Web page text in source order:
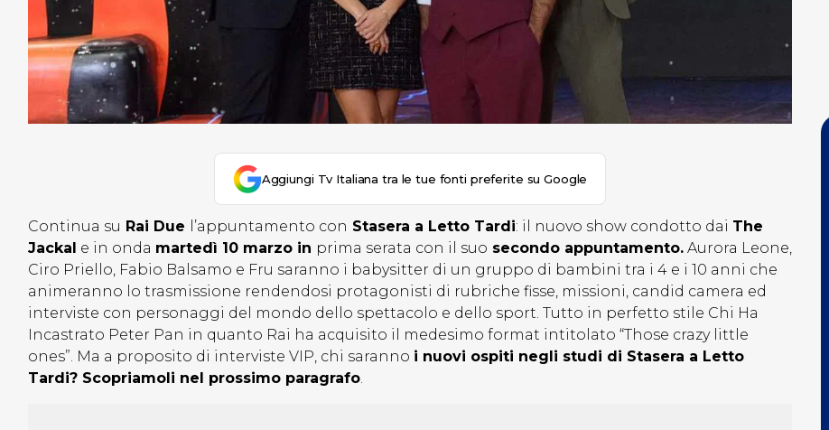
Aggiungi Tv Italiana tra le tue fonti preferite su Google
Continua su Rai Due l’appuntamento con Stasera a Letto Tardi: il nuovo show condotto dai The
Jackal e in onda martedì 10 marzo in prima serata con il suo secondo appuntamento. Aurora Leone,
Ciro Priello, Fabio Balsamo e Fru saranno i babysitter di un gruppo di bambini tra i 4 e i 10 anni che
animeranno lo trasmissione rendendosi protagonisti di rubriche fisse, missioni, candid camera ed
interviste con personaggi del mondo dello spettacolo e dello sport. Tutto in perfetto stile Chi Ha
Incastrato Peter Pan in quanto Rai ha acquisito il medesimo format intitolato “Those crazy little
ones”. Ma a proposito di interviste VIP, chi saranno i nuovi ospiti negli studi di Stasera a Letto
Tardi? Scopriamoli nel prossimo paragrafo